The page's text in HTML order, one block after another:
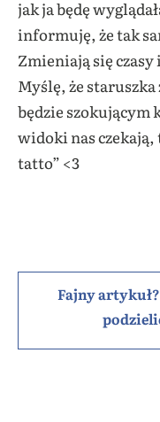
jak ja będę
informuję, że tak
Zmieniają się
Myślę, że
będzie
widoki nas czekają,
tatto” <3
Fajny